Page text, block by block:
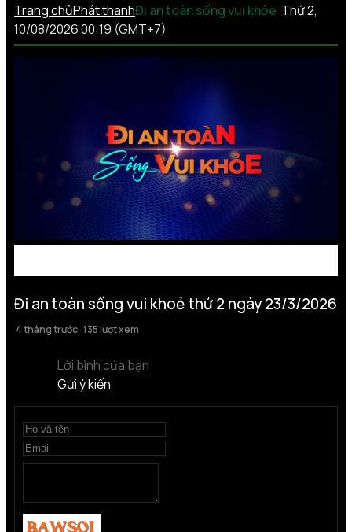
Trang chủPhát thanhĐi an toàn sống vui khỏe Thứ 2,
10/08/2026 00:19 (GMT+7)
Đi an toàn sống vui khoẻ thứ 2 ngày 23/3/2026
4 tháng trước 135 lượt xem
Lời bình của bạn
Gửi ý kiến